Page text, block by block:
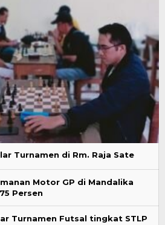
Turnamen di Rm. Raja Sate
Motor GP di Mandalika
Persen
Turnamen Futsal tingkat STLP